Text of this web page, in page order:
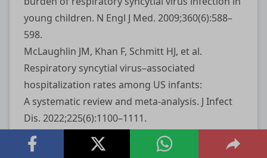
young children. N Engl J Med. 2009;360(6):588–
598.
McLaughlin JM, Khan F, Schmitt HJ, et al.
Respiratory syncytial virus–associated
hospitalization rates among US infants:
A systematic review and meta-analysis. J Infect
Dis. 2022;225(6):1100–1111.
PATH. RSV Snapshot: Clinical-stage efforts
to develop an RSV vaccine [Internet]. 2024 Apr